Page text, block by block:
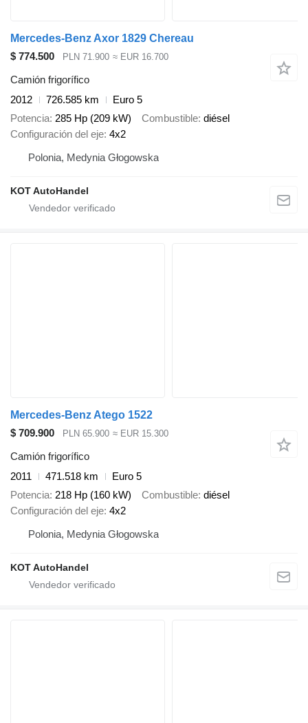
Mercedes-Benz Axor 1829 Chereau
$ 774.500
PLN 71.900 ≈ EUR 16.700
Camión frigorífico
2012
726.585 km
Euro 5
Potencia 285 Hp (209 kW) Combustible diésel
Configuración del eje 4x2
Polonia, Medynia Głogowska
KOT AutoHandel
Mercedes-Benz Atego 1522
$ 709.900
PLN 65.900 ≈ EUR 15.300
Camión frigorífico
2011
471.518 km
Euro 5
Potencia 218 Hp (160 kW) Combustible diésel
Configuración del eje 4x2
Polonia, Medynia Głogowska
KOT AutoHandel